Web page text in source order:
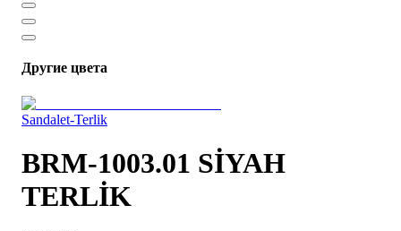
Другие цвета
Sandalet-Terlik
BRM-1003.01 SİYAH
TERLİK